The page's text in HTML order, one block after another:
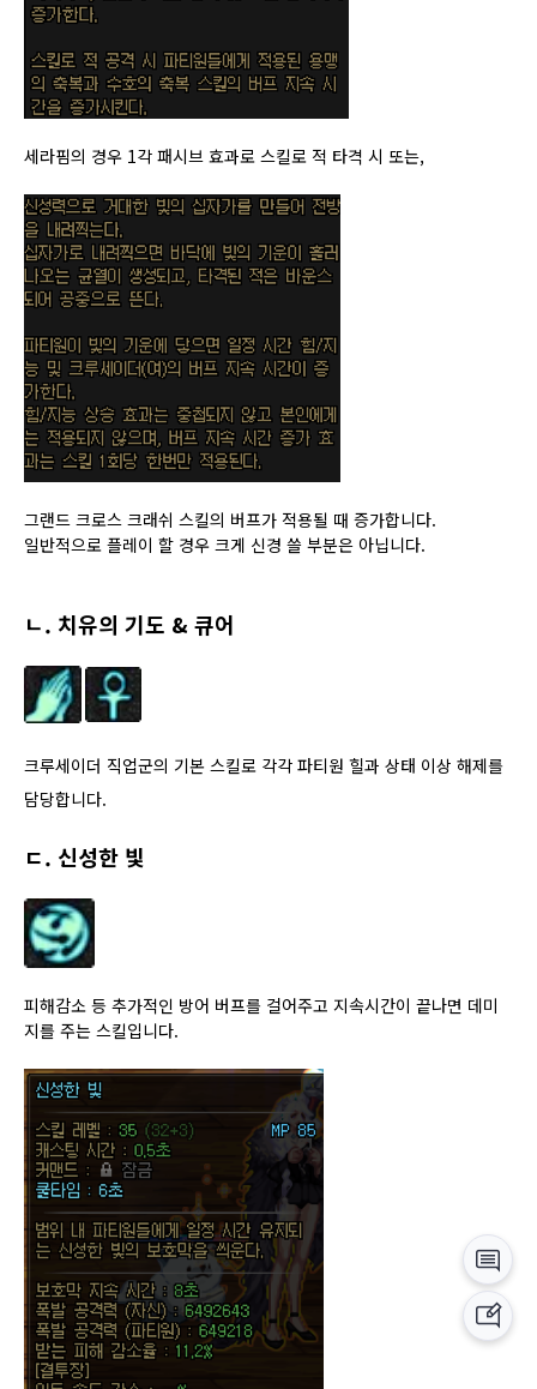
세라핌의 경우 1각 패시브 효과로 스킬로 적 타격 시 또는,
그랜드 크로스 크래쉬 스킬의 버프가 적용될 때 증가합니다.
일반적으로 플레이 할 경우 크게 신경 쓸 부분은 아닙니다.
ㄴ. 치유의 기도 & 큐어
크루세이더 직업군의 기본 스킬로 각각 파티원 힐과 상태 이상 해제를
담당합니다.
ㄷ. 신성한 빛
피해감소 등 추가적인 방어 버프를 걸어주고 지속시간이 끝나면 데미
지를 주는 스킬입니다.